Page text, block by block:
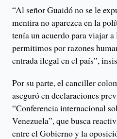
“Al señor Guaidó no se le
mentira no aparezca en la
tenía un acuerdo para viajar
permitimos por razones
entrada ilegal en el país”,
Por su parte, el canciller
aseguró en declaraciones
“Conferencia internacional
Venezuela”, que busca
entre el Gobierno y la